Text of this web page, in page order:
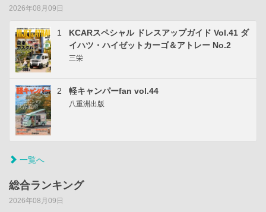
2026年08月09日
1
KCARスペシャル ドレスアップガイド Vol.41 ダ
イハツ・ハイゼットカーゴ＆アトレー No.2
三栄
2 軽キャンパーfan vol.44
八重洲出版
一覧へ
総合ランキング
2026年08月09日